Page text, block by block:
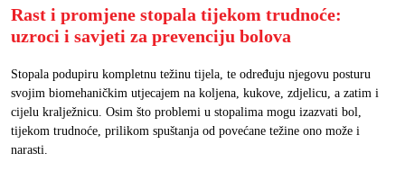
Rast i promjene stopala tijekom trudnoće:
uzroci i savjeti za prevenciju bolova
Stopala podupiru kompletnu težinu tijela, te određuju njegovu posturu
svojim biomehaničkim utjecajem na koljena, kukove, zdjelicu, a zatim i
cijelu kralježnicu. Osim što problemi u stopalima mogu izazvati bol,
tijekom trudnoće, prilikom spuštanja od povećane težine ono može i
narasti.